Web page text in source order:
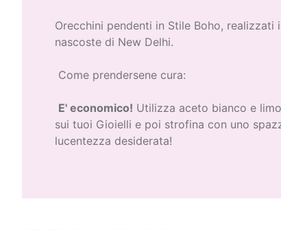
Orecchini pendenti in Stile Boho,
nascoste di New Delhi.
Come prendersene cura:
E' economico! Utilizza aceto bianco e
sui tuoi Gioielli e poi strofina con uno
lucentezza desiderata!